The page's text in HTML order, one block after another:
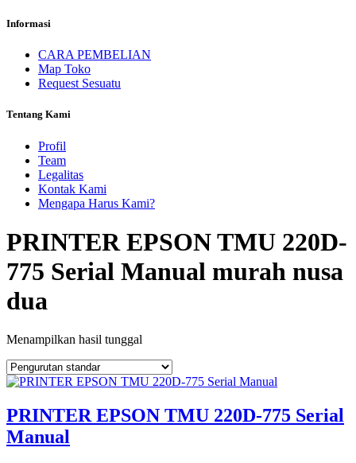
Informasi
CARA PEMBELIAN
Map Toko
Request Sesuatu
Tentang Kami
Profil
Team
Legalitas
Kontak Kami
Mengapa Harus Kami?
PRINTER EPSON TMU 220D-
775 Serial Manual murah nusa
dua
Menampilkan hasil tunggal
PRINTER EPSON TMU 220D-775 Serial
Manual